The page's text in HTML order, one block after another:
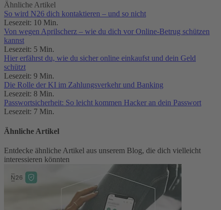
Ähnliche Artikel
So wird N26 dich kontaktieren – und so nicht
Lesezeit: 10 Min.
Von wegen Aprilscherz – wie du dich vor Online-Betrug schützen
kannst
Lesezeit: 5 Min.
Hier erfährst du, wie du sicher online einkaufst und dein Geld
schützt
Lesezeit: 9 Min.
Die Rolle der KI im Zahlungsverkehr und Banking
Lesezeit: 8 Min.
Passwortsicherheit: So leicht kommen Hacker an dein Passwort
Lesezeit: 7 Min.
Ähnliche Artikel
Entdecke ähnliche Artikel aus unserem Blog, die dich vielleicht
interessieren könnten